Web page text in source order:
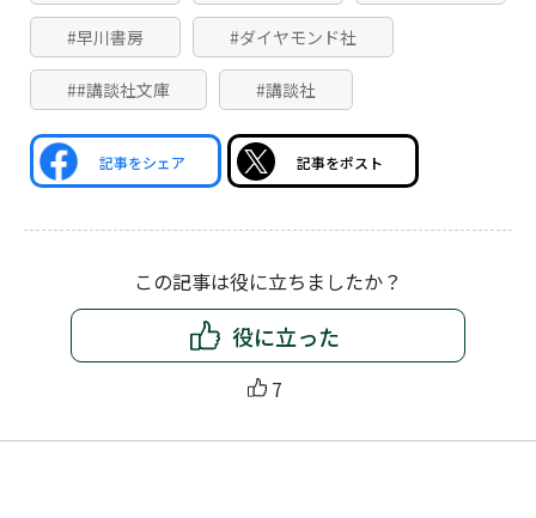
#早川書房 #ダイヤモンド社
##講談社文庫 #講談社
記事をシェア 記事をポスト
この記事は役に立ちましたか？
役に立った
7